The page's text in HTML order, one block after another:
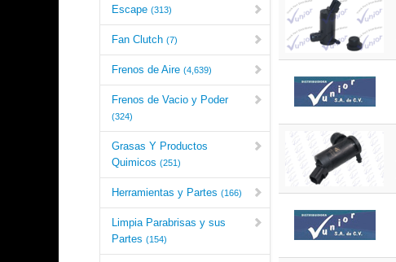
Escape (313)
Fan Clutch (7)
Frenos de Aire (4,639)
Frenos de Vacio y Poder
(324)
Grasas Y Productos
Quimicos (251)
Herramientas y Partes (166)
Limpia Parabrisas y sus
Partes (154)